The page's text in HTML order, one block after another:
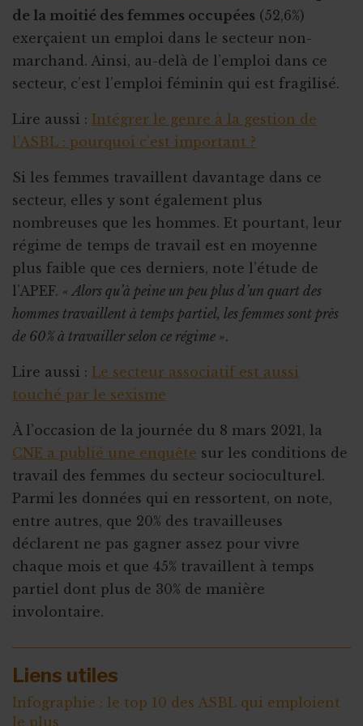
de la moitié des femmes occupées (52,6%)
exerçaient un emploi dans le secteur non-
marchand. Ainsi, au-delà de l’emploi dans ce
secteur, c’est l’emploi féminin qui est fragilisé.
Lire aussi : Intégrer le genre à la gestion de
l’ASBL : pourquoi c’est important ?
Si les femmes travaillent davantage dans ce
secteur, elles y sont également plus
nombreuses que les hommes. Et pourtant, leur
régime de temps de travail est en moyenne
plus faible que ces derniers, note l’étude de
l’APEF. « Alors qu’à peine un peu plus d’un quart des
hommes travaillent à temps partiel, les femmes sont près
de 60% à travailler selon ce régime ».
Lire aussi : Le secteur associatif est aussi
touché par le sexisme
À l’occasion de la journée du 8 mars 2021, la
CNE a publié une enquête sur les conditions de
travail des femmes du secteur socioculturel.
Parmi les données qui en ressortent, on note,
entre autres, que 20% des travailleuses
déclarent ne pas gagner assez pour vivre
chaque mois et que 45% travaillent à temps
partiel dont plus de 30% de manière
involontaire.
Liens utiles
Infographie : le top 10 des ASBL qui emploient
le plus